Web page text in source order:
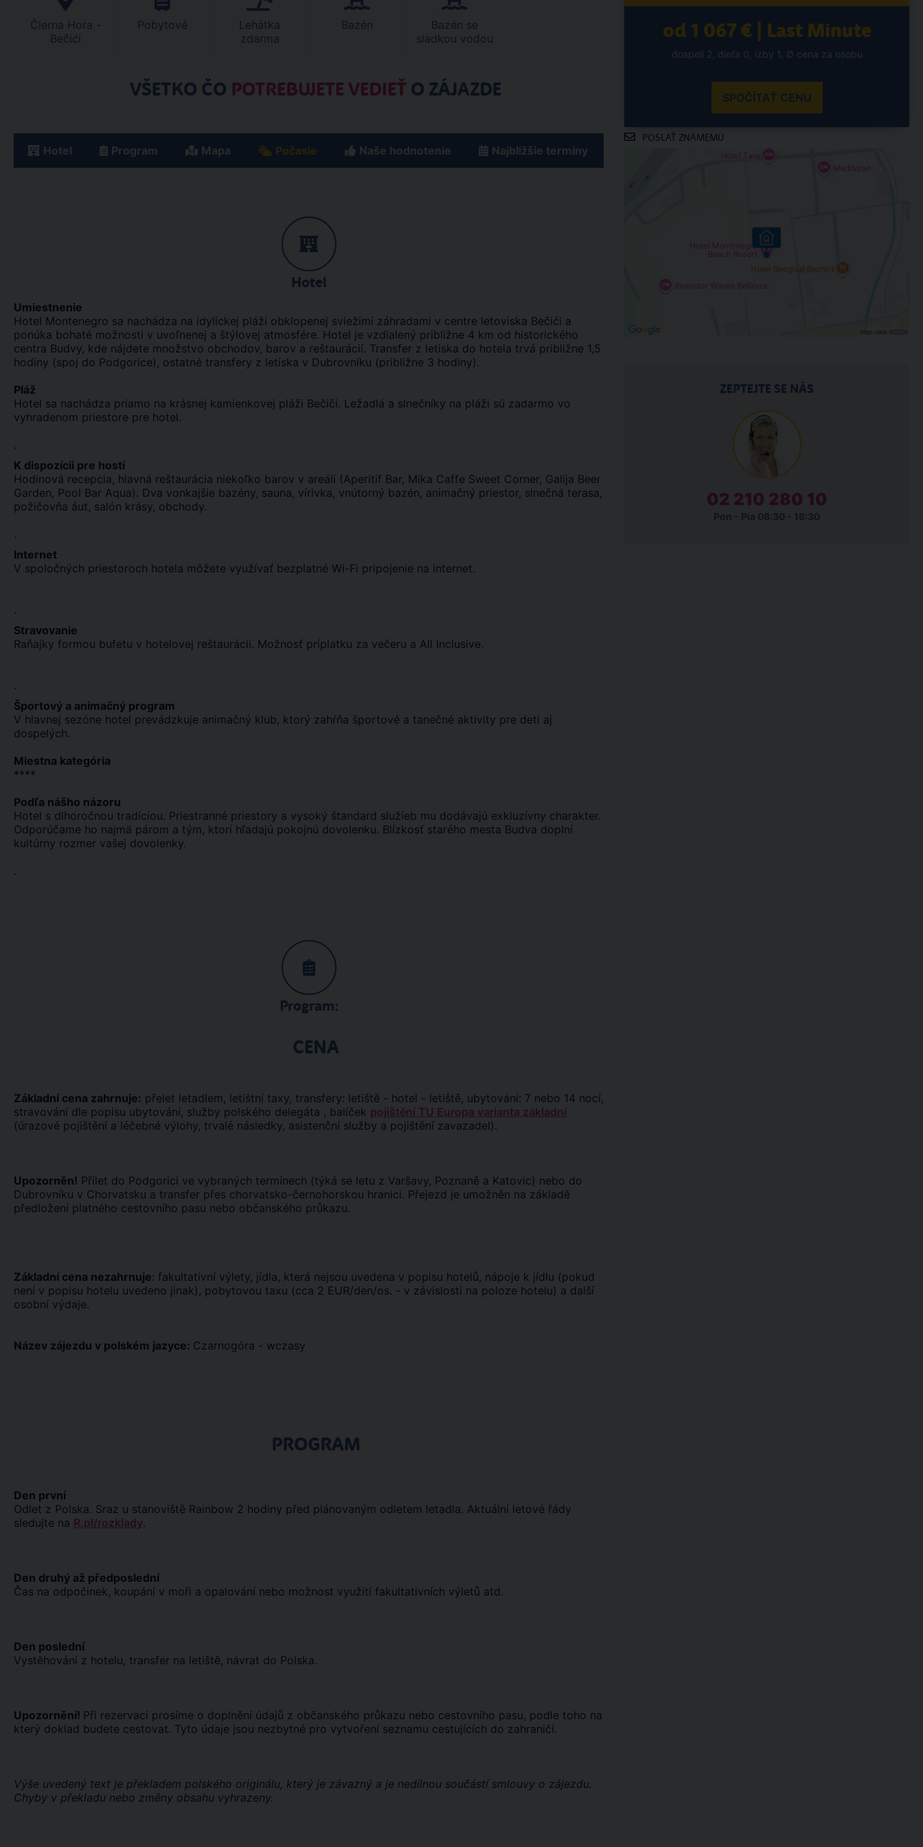
Čierna Hora -
Bečići
Pobytové
Lehátka
zdarma
Bazén
Bazén se
sladkou vodou
VŠETKO ČO POTREBUJETE VEDIEŤ O ZÁJAZDE
Hotel Program Mapa Počasie Naše hodnotenie Najbližšie termíny
Hotel
Umiestnenie
Hotel Montenegro sa nachádza na idylickej pláži obklopenej sviežimi záhradami v centre letoviska Bečići a
ponúka bohaté možnosti v uvoľnenej a štýlovej atmosfére. Hotel je vzdialený približne 4 km od historického
centra Budvy, kde nájdete množstvo obchodov, barov a reštaurácií. Transfer z letiska do hotela trvá približne 1,5
hodiny (spoj do Podgorice), ostatné transfery z letiska v Dubrovníku (približne 3 hodiny).
Pláž
Hotel sa nachádza priamo na krásnej kamienkovej pláži Bečiči. Ležadlá a slnečníky na pláži sú zadarmo vo
vyhradenom priestore pre hotel.
.
K dispozícii pre hostí
Hodinová recepcia, hlavná reštaurácia niekoľko barov v areáli (Aperitif Bar, Mika Caffe Sweet Corner, Galija Beer
Garden, Pool Bar Aqua). Dva vonkajšie bazény, sauna, vírivka, vnútorný bazén, animačný priestor, slnečná terasa,
požičovňa áut, salón krásy, obchody.
.
Internet
V spoločných priestoroch hotela môžete využívať bezplatné Wi-Fi pripojenie na internet.
.
Stravovanie
Raňajky formou bufetu v hotelovej reštaurácii. Možnosť príplatku za večeru a All Inclusive.
.
Športový a animačný program
V hlavnej sezóne hotel prevádzkuje animačný klub, ktorý zahŕňa športové a tanečné aktivity pre deti aj
dospelých.
Miestna kategória
****
Podľa nášho názoru
Hotel s dlhoročnou tradíciou. Priestranné priestory a vysoký štandard služieb mu dodávajú exkluzívny charakter.
Odporúčame ho najmä párom a tým, ktorí hľadajú pokojnú dovolenku. Blízkosť starého mesta Budva doplní
kultúrny rozmer vašej dovolenky.
.
Program:
CENA
Základní cena zahrnuje: přelet letadlem, letištní taxy, transfery: letiště - hotel - letiště, ubytování: 7 nebo 14 nocí,
stravování dle popisu ubytování, služby polského delegáta , balíček pojištění TU Europa varianta základní
(úrazové pojištění a léčebné výlohy, trvalé následky, asistenční služby a pojištění zavazadel).
Upozorněn! Přílet do Podgorici ve vybraných termínech (týká se letu z Varšavy, Poznaně a Katovic) nebo do
Dubrovníku v Chorvatsku a transfer přes chorvatsko-černohorskou hranici. Přejezd je umožněn na základě
předložení platného cestovního pasu nebo občanského průkazu.
Základní cena nezahrnuje: fakultativní výlety, jídla, která nejsou uvedena v popisu hotelů, nápoje k jídlu (pokud
není v popisu hotelu uvedeno jinak), pobytovou taxu (cca 2 EUR/den/os. - v závislosti na poloze hotelu) a další
osobní výdaje.
Název zájezdu v polském jazyce: Czarnogóra - wczasy
PROGRAM
Den první
Odlet z Polska. Sraz u stanoviště Rainbow 2 hodiny před plánovaným odletem letadla. Aktuální letové řády
sledujte na R.pl/rozklady.
Den druhý až předposlední
Čas na odpočinek, koupání v moři a opalování nebo možnost využití fakultativních výletů atd.
Den poslední
Vystěhování z hotelu, transfer na letiště, návrat do Polska.
Upozornění! Při rezervaci prosíme o doplnění údajů z občanského průkazu nebo cestovního pasu, podle toho na
který doklad budete cestovat. Tyto údaje jsou nezbytné pro vytvoření seznamu cestujících do zahraničí.
Výše uvedený text je překladem polského originálu, který je závazný a je nedílnou součástí smlouvy o zájezdu.
Chyby v překladu nebo změny obsahu vyhrazeny.
od 1 067 € | Last Minute
dospelí 2, dieťa 0, izby 1, Ø cena za osobu
SPOČÍTAŤ CENU
POSLAŤ ZNÁMEMU
ZEPTEJTE SE NÁS
02 210 280 10
Pon - Pia 08:30 - 16:30